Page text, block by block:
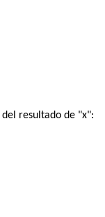
resultado de "x":